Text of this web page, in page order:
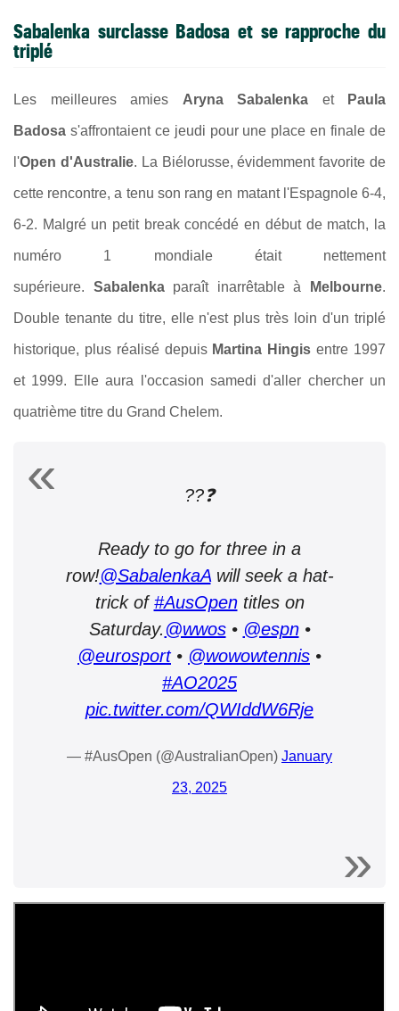
Sabalenka surclasse Badosa et se rapproche du
triplé
Les meilleures amies Aryna Sabalenka et Paula
Badosa s'affrontaient ce jeudi pour une place en finale de
l'Open d'Australie. La Biélorusse, évidemment favorite de
cette rencontre, a tenu son rang en matant l'Espagnole 6-4,
6-2. Malgré un petit break concédé en début de match, la
numéro 1 mondiale était nettement
supérieure. Sabalenkaparaît inarrêtable à Melbourne.
Double tenante du titre, elle n'est plus très loin d'un triplé
historique, plus réalisé depuis Martina Hingis entre 1997
et 1999. Elle aura l'occasion samedi d'aller chercher un
quatrième titre du Grand Chelem.
??❓
Ready to go for three in a
row!@SabalenkaAwill seek a hat-
trick of#AusOpentitles on
Saturday. @wwos• @espn•
@eurosport• @wowowtennis •
#AO2025
pic.twitter.com/QWIddW6Rje
— #AusOpen (@AustralianOpen) January
23, 2025